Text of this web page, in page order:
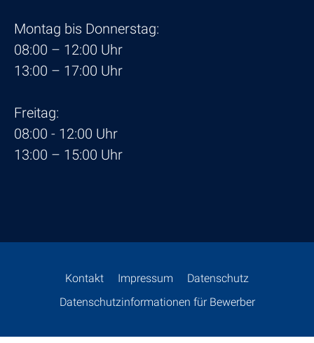
Montag bis Donnerstag:
08:00 – 12:00 Uhr
13:00 – 17:00 Uhr
Freitag:
08:00 - 12:00 Uhr
13:00 – 15:00 Uhr
Kontakt Impressum
Daten­schutz
Daten­schutz­in­for­ma­tionen für Bewerber